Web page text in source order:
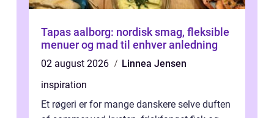
Tapas aalborg: nordisk smag, fleksible
menuer og mad til enhver anledning
02 august 2026
Linnea Jensen
inspiration
Et røgeri er for mange danskere selve duften